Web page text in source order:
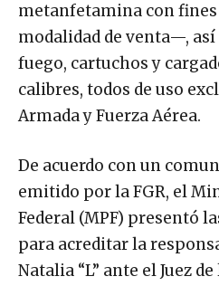
metanfetamina con
modalidad de venta—,
fuego, cartuchos y
calibres, todos de uso
Armada y Fuerza Aérea.
De acuerdo con un
emitido por la FGR, el
Federal (MPF) presentó
para acreditar la
Natalia “L” ante el Juez